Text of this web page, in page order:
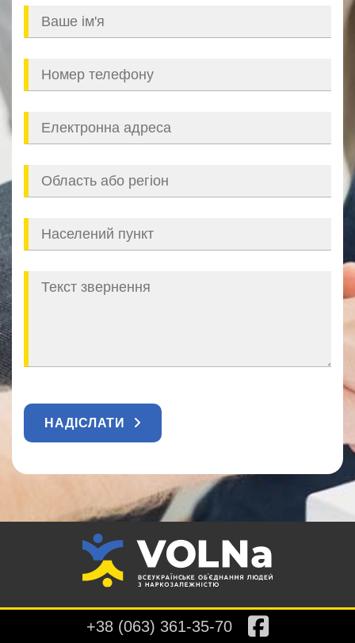
НАДІСЛАТИ
+38 (063) 361-35-70